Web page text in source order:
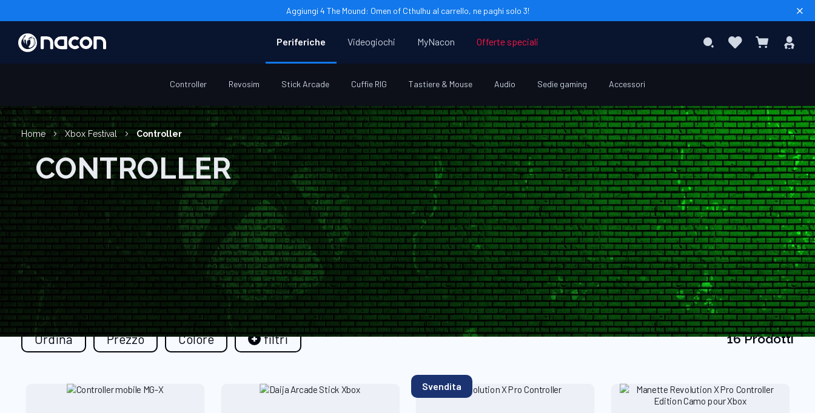
Aggiungi 4 The Mound: Omen of Cthulhu al carrello, ne paghi solo 3!
Periferiche
Controller Revosim Stick Arcade Cuffie RIG Tastiere & Mouse Audio Sedie gaming Accessori
Videogiochi MyNacon Offerte speciali SearchPreferiti Carrello
Home Xbox Festival Controller
CONTROLLER
Ordina Prezzo Colore filtri 16 Prodotti
Svendita